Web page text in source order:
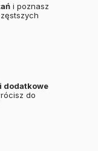
i poznasz
dodatkowe
do